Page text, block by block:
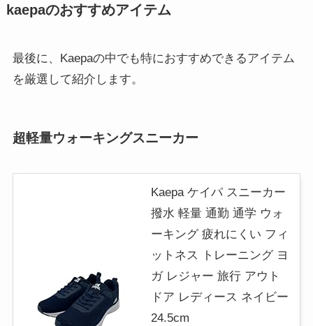
kaepaのおすすめアイテム
最後に、Kaepaの中でも特におすすめできるアイテム
を厳選して紹介します。
超軽量ウォーキングスニーカー
Kaepa ケイパ スニーカー
撥水 軽量 通勤 通学 ウォ
ーキング 疲れにくい フィ
ットネス トレーニング ヨ
ガ レジャー 旅行 アウト
ドア レディース ネイビー
24.5cm